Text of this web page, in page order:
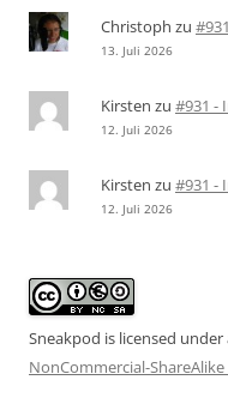
Christoph zu
13. Juli 2026
Kirsten zu #931 -
12. Juli 2026
Kirsten zu #931 -
12. Juli 2026
Sneakpod is licensed under
NonCommercial-